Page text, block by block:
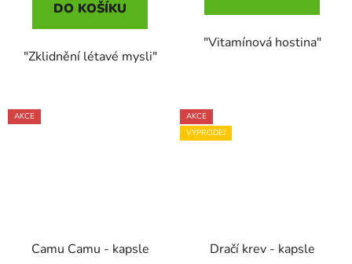
DO KOŠÍKU
"Zklidnění létavé mysli"
"Vitamínová hostina"
AKCE
Camu Camu - kapsle
AKCE
VÝPRODEJ
Dračí krev - kapsle